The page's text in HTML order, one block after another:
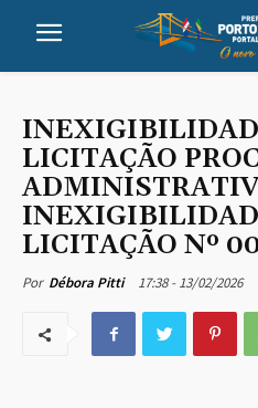
LICITAÇÃO
LICITAÇÃO Nº
Por Débora Pitti 17:38 - 13/02/2026